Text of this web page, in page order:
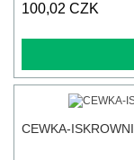
100,02 CZK
CEWKA-